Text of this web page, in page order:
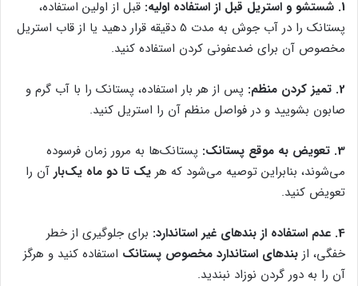
1. شستشو و استریل قبل از استفاده اولیه:
قبل از اولین استفاده،
پستانک را در آب جوش به مدت 5 دقیقه قرار دهید یا از قاب استریل
مخصوص آن برای ضدعفونی کردن استفاده کنید.
2. تمیز کردن منظم:
پس از هر بار استفاده، پستانک را با آب گرم و
صابون بشویید و در فواصل منظم آن را استریل کنید.
3. تعویض به موقع پستانک:
پستانک‌ها به مرور زمان فرسوده
می‌شوند، بنابراین توصیه می‌شود که هر یک تا دو ماه یک‌بار آن را
تعویض کنید.
4. عدم استفاده از بندهای غیر استاندارد:
برای جلوگیری از خطر
خفگی، از بندهای استاندارد مخصوص پستانک استفاده کنید و هرگز
آن را به دور گردن نوزاد نبندید.